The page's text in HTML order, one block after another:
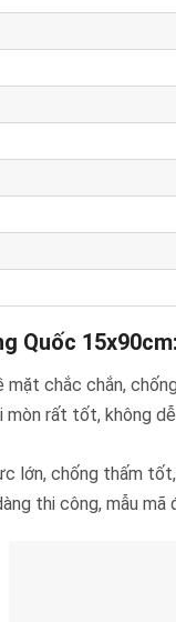
Quốc
mặt chắc chắn,
mòn rất tốt, không
lớn, chống thấm
thi công, mẫu